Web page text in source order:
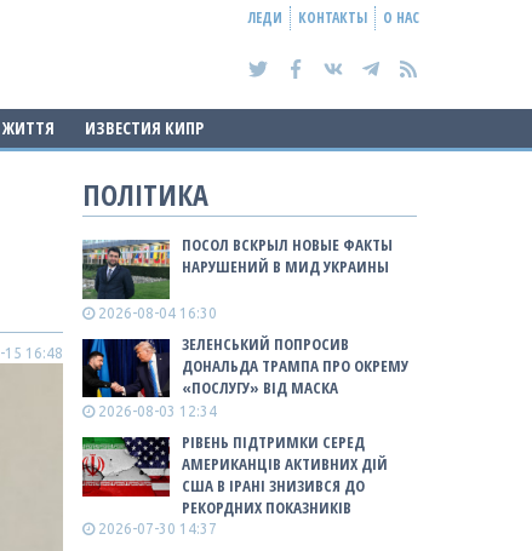
ЛЕДИ КОНТАКТЫ О НАС
ЖИТТЯ ИЗВЕСТИЯ КИПР
16:48
ПОЛІТИКА
ПОСОЛ ВСКРЫЛ НОВЫЕ ФАКТЫ
НАРУШЕНИЙ В МИД УКРАИНЫ
2026-08-04 16:30
ЗЕЛЕНСЬКИЙ ПОПРОСИВ
ДОНАЛЬДА ТРАМПА ПРО ОКРЕМУ
«ПОСЛУГУ» ВІД МАСКА
2026-08-03 12:34
РІВЕНЬ ПІДТРИМКИ СЕРЕД
АМЕРИКАНЦІВ АКТИВНИХ ДІЙ
США В ІРАНІ ЗНИЗИВСЯ ДО
РЕКОРДНИХ ПОКАЗНИКІВ
2026-07-30 14:37